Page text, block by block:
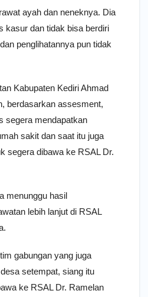
ayah dan neneknya. Dia
kasur dan tidak bisa berdiri
penglihatannya pun tidak
Kabupaten Kediri Ahmad
berdasarkan assesment,
segera mendapatkan
sakit dan saat itu juga
segera dibawa ke RSAL Dr.
menunggu hasil
lebih lanjut di RSAL
gabungan yang juga
setempat, siang itu
ke RSAL Dr. Ramelan